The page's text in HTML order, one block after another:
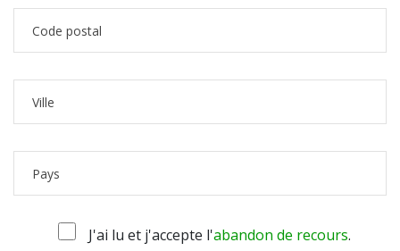
J'ai lu et j'accepte l'abandon de recours.